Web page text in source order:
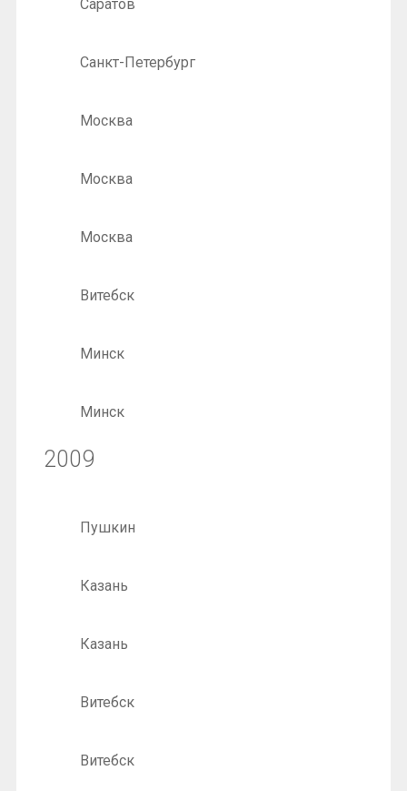
Саратов
Санкт-Петербург
Москва
Москва
Москва
Витебск
Минск
Минск
2009
Пушкин
Казань
Казань
Витебск
Витебск